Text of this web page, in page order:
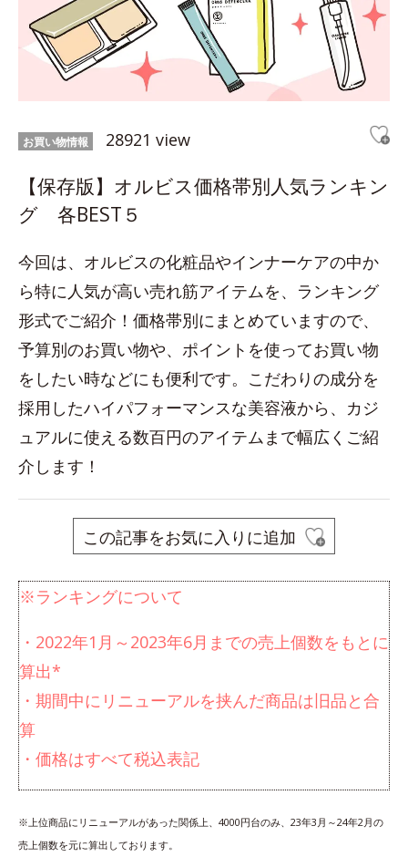
お買い物情報 28921 view
【保存版】オルビス価格帯別人気ランキン
グ 各BEST５
今回は、オルビスの化粧品やインナーケアの中か
ら特に人気が高い売れ筋アイテムを、ランキング
形式でご紹介！価格帯別にまとめていますので、
予算別のお買い物や、ポイントを使ってお買い物
をしたい時などにも便利です。こだわりの成分を
採用したハイパフォーマンスな美容液から、カジ
ュアルに使える数百円のアイテムまで幅広くご紹
介します！
この記事をお気に入りに追加
※ランキングについて
・2022年1月～2023年6月までの売上個数をもとに
算出*
・期間中にリニューアルを挟んだ商品は旧品と合
算
・価格はすべて税込表記
※上位商品にリニューアルがあった関係上、4000円台のみ、23年3月～24年2月の
売上個数を元に算出しております。